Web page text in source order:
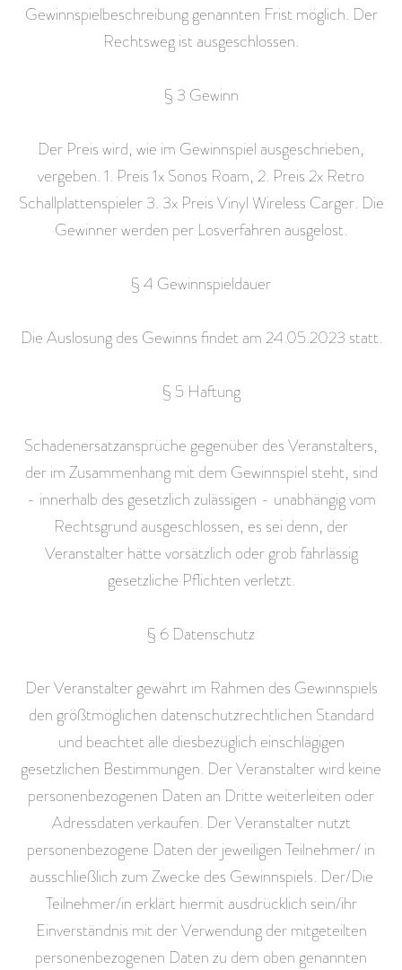
Gewinnspielbeschreibung genannten Frist möglich. Der
Rechtsweg ist ausgeschlossen.
§ 3 Gewinn
Der Preis wird, wie im Gewinnspiel ausgeschrieben,
vergeben. 1. Preis 1x Sonos Roam, 2. Preis 2x Retro
Schallplattenspieler 3. 3x Preis Vinyl Wireless Carger. Die
Gewinner werden per Losverfahren ausgelost.
§ 4 Gewinnspieldauer
Die Auslosung des Gewinns findet am 24.05.2023 statt.
§ 5 Haftung
Schadenersatzansprüche gegenüber des Veranstalters,
der im Zusammenhang mit dem Gewinnspiel steht, sind
- innerhalb des gesetzlich zulässigen - unabhängig vom
Rechtsgrund ausgeschlossen, es sei denn, der
Veranstalter hätte vorsätzlich oder grob fahrlässig
gesetzliche Pflichten verletzt.
§ 6 Datenschutz
Der Veranstalter gewährt im Rahmen des Gewinnspiels
den größtmöglichen datenschutzrechtlichen Standard
und beachtet alle diesbezüglich einschlägigen
gesetzlichen Bestimmungen. Der Veranstalter wird keine
personenbezogenen Daten an Dritte weiterleiten oder
Adressdaten verkaufen. Der Veranstalter nutzt
personenbezogene Daten der jeweiligen Teilnehmer/ in
ausschließlich zum Zwecke des Gewinnspiels. Der/Die
Teilnehmer/in erklärt hiermit ausdrücklich sein/ihr
Einverständnis mit der Verwendung der mitgeteilten
personenbezogenen Daten zu dem oben genannten